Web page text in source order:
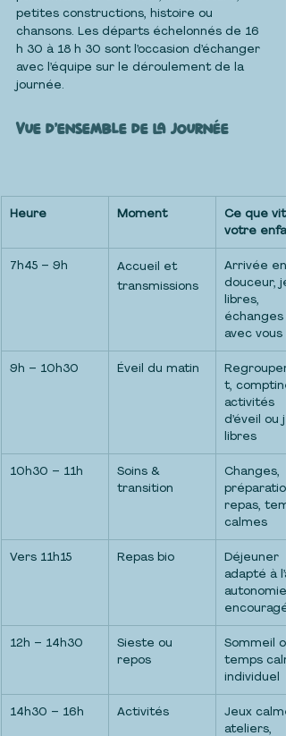
petites constructions, histoire ou
chansons. Les départs échelonnés de 16
h 30 à 18 h 30 sont l’occasion d’échanger
avec l’équipe sur le déroulement de la
journée.
Vue d’ensemble de la journée
Heure Moment
Ce que vit
votre
7h45 – 9h
Accueil et
transmissions
Arrivée en
douceur,
libres,
échanges
avec vous
9h – 10h30 Éveil du matin
t,
activités
d’éveil ou
libres
10h30 – 11h
Soins &
transition
Changes,
repas,
calmes
Vers 11h15 Repas bio
Déjeuner
adapté à
autonomie
12h – 14h30
Sieste ou
repos
Sommeil
temps
individuel
14h30 – 16h Activités
Jeux
ateliers,